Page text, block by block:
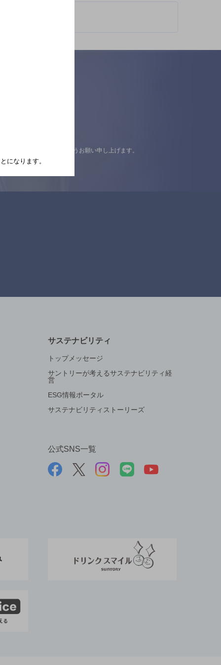
の上ご来店くださいますようお願い申し上げます。
サステナビリティ
トップメッセージ
サントリーが考えるサステナビリティ経
営
ESG情報ポータル
サステナビリティストーリーズ
公式SNS一覧
になります。